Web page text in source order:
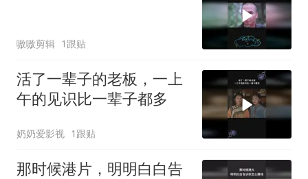
嗷嗷剪辑 1跟贴
活了一辈子的老板，一上
午的见识比一辈子都多
奶奶爱影视 1跟贴
那时候港片，明明白白告